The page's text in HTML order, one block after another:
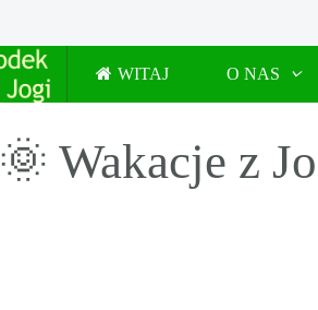
WITAJ O NAS
🌞 Wakacje z